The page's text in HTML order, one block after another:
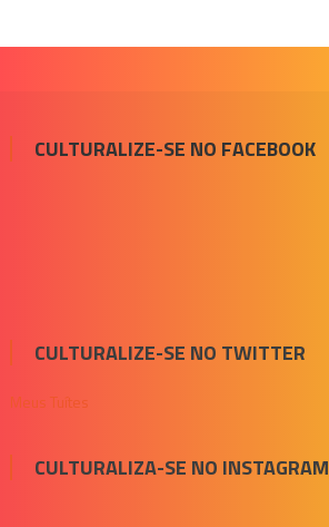
CULTURALIZE-SE NO FACEBOOK
CULTURALIZE-SE NO TWITTER
Meus Tuítes
CULTURALIZA-SE NO INSTAGRAM